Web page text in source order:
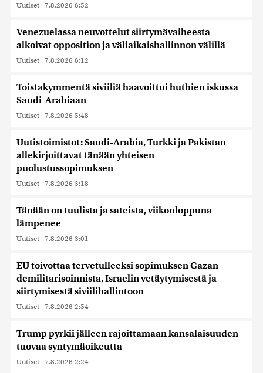
Uutiset | 7.8.2026 6:52
Venezuelassa neuvottelut siirtymävaiheesta
alkoivat opposition ja väliaikaishallinnon välillä
Uutiset | 7.8.2026 6:12
Toistakymmentä siviiliä haavoittui huthien iskussa
Saudi-Arabiaan
Uutiset | 7.8.2026 5:48
Uutistoimistot: Saudi-Arabia, Turkki ja Pakistan
allekirjoittavat tänään yhteisen
puolustussopimuksen
Uutiset | 7.8.2026 3:18
Tänään on tuulista ja sateista, viikonloppuna
lämpenee
Uutiset | 7.8.2026 3:01
EU toivottaa tervetulleeksi sopimuksen Gazan
demilitarisoinnista, Israelin vetäytymisestä ja
siirtymisestä siviilihallintoon
Uutiset | 7.8.2026 2:54
Trump pyrkii jälleen rajoittamaan kansalaisuuden
tuovaa syntymäoikeutta
Uutiset | 7.8.2026 2:24